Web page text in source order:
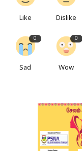
Like Dislike
0
Sad
0
Wow